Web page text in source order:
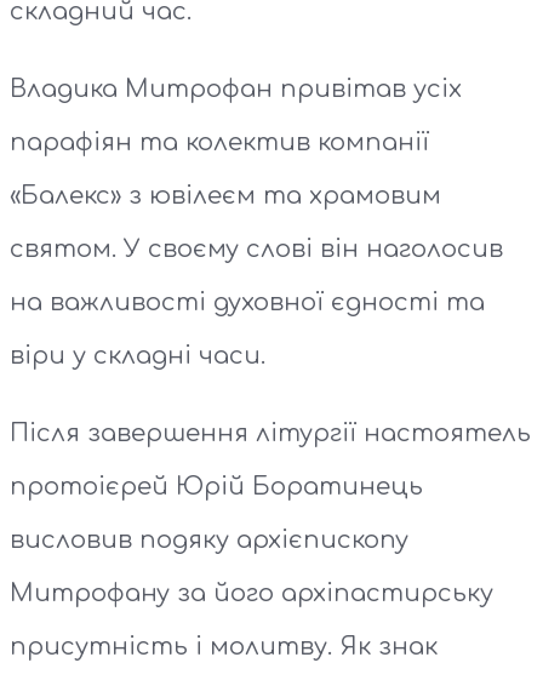
складний час.
Владика Митрофан привітав усіх
парафіян та колектив компанії
«Балекс» з ювілеєм та храмовим
святом. У своєму слові він наголосив
на важливості духовної єдності та
віри у складні часи.
Після завершення літургії настоятель
протоієрей Юрій Боратинець
висловив подяку архієпископу
Митрофану за його архіпастирську
присутність і молитву. Як знак